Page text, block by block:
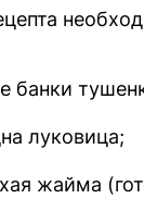
банки
луковица;
жайма